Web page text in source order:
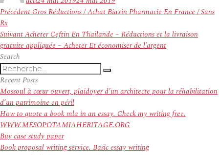
Navigation
de
l’article
Précédent Article
Gros Réductions / Achat Biaxin Pharmacie En France / Sans
Rx
SuivantArticle
suivant :
Acheter Ceftin En Thailande – Réductions et la livraison
gratuite appliquée – Acheter Et économiser de l’argent
Search
Recherche
pour
:
Recherche
Recent Posts
Mossoul à cœur ouvert, plaidoyer d’un architecte pour la réhabilitation
d’un patrimoine en péril
How to quote a book mla in an essay. Check my writing free.
WWW.MESOPOTAMIAHERITAGE.ORG
Buy case study paper
Book proposal writing service. Basic essay writing